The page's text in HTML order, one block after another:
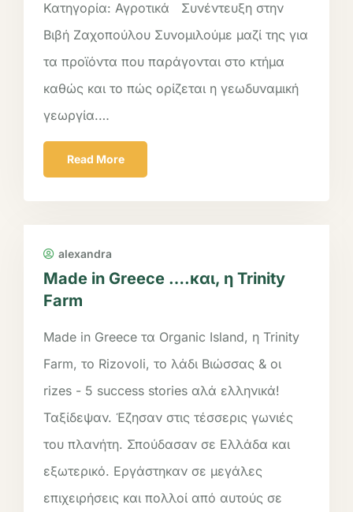
Κατηγορία: Αγροτικά Συνέντευξη στην
Βιβή Ζαχοπούλου Συνομιλούμε μαζί της για
τα προϊόντα που παράγονται στο κτήμα
καθώς και το πώς ορίζεται η γεωδυναμική
γεωργία.…
Read More
alexandra
Made in Greece ….και, η Trinity
Farm
Made in Greece τα Organic Island, η Trinity
Farm, το Rizovoli, το λάδι Βιώσσας & οι
rizes - 5 success stories αλά ελληνικά!
Ταξίδεψαν. Έζησαν στις τέσσερις γωνιές
του πλανήτη. Σπούδασαν σε Ελλάδα και
εξωτερικό. Εργάστηκαν σε μεγάλες
επιχειρήσεις και πολλοί από αυτούς σε